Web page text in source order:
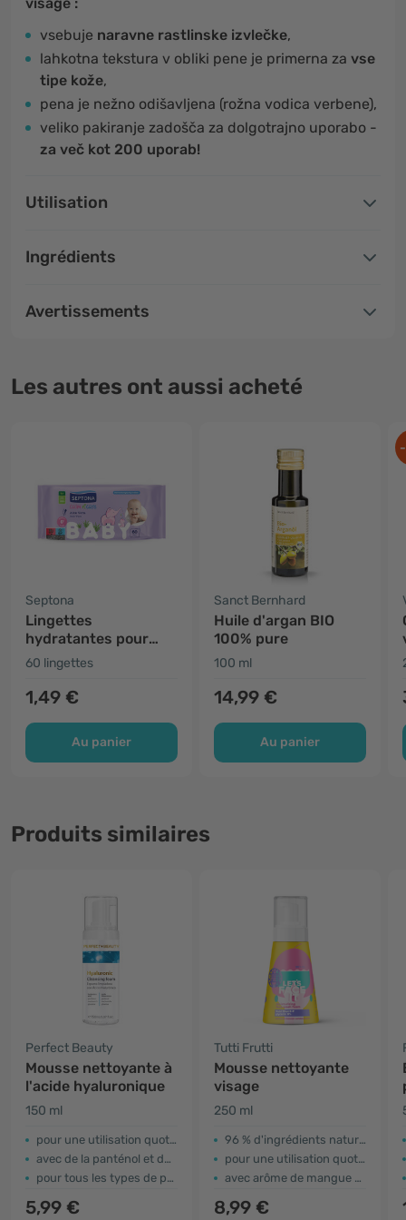
vsebuje naravne rastlinske izvlečke,
lahkotna tekstura v obliki pene je primerna za vse
tipe kože,
pena je nežno odišavljena (rožna vodica verbene),
veliko pakiranje zadošča za dolgotrajno uporabo -
za več kot 200 uporab!
Utilisation
Ingrédients
Avertissements
Les autres ont aussi acheté
Septona
Lingettes
hydratantes pour
bébé à l'aloe vera
60 lingettes
1,49 €
Au panier
Sanct Bernhard
Huile d'argan BIO
100% pure
100 ml
14,99 €
Au panier
Produits similaires
Perfect Beauty
Mousse nettoyante à
l'acide hyaluronique
150 ml
pour une utilisation quotidienne
avec de la panténol et du niacinamide
pour tous les types de peau
5,99 €
Tutti Frutti
Mousse nettoyante
visage
250 ml
96 % d'ingrédients naturels
pour une utilisation quotidienne
avec arôme de mangue et de citronnelle
8,99 €